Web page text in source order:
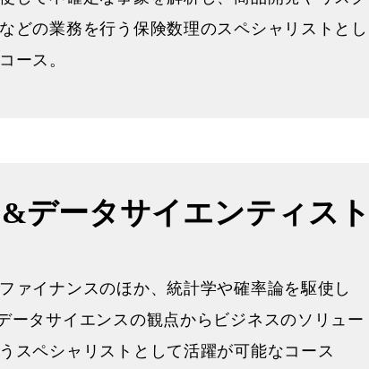
どの業務を行う保険数理のスペシャリストとし
ース。
データサイエンティスト
ァイナンスのほか、統計学や確率論を駆使し
ータサイエンスの観点からビジネスのソリュー
スペシャリストとして活躍が可能なコース